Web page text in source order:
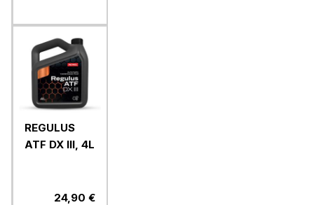
REGULUS
ATF DX III, 4L
24,90 €